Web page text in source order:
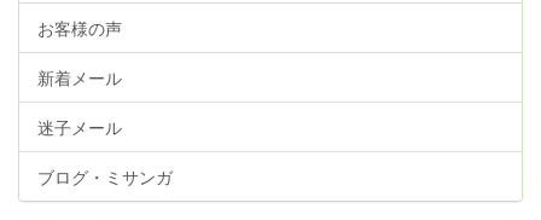
お客様の声
新着メール
迷子メール
ブログ・ミサンガ